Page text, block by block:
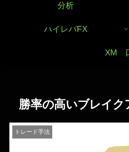
分析
ハイレバFX
XM
勝率の高いブレイク
トレード手法